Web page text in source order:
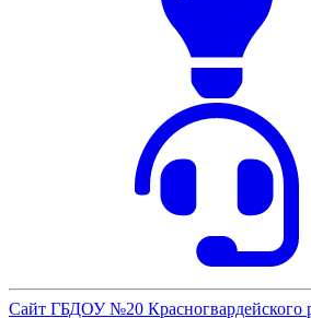
Сайт ГБДОУ №20 Красногвардейского